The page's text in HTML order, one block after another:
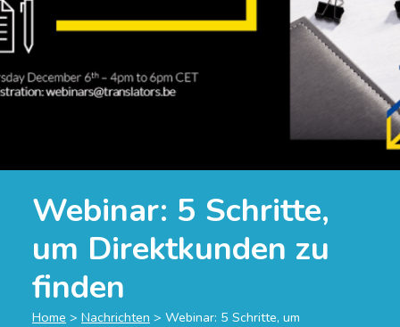
Webinar: 5 Schritte,
um Direktkunden zu
finden
Home > Nachrichten > Webinar: 5 Schritte, um